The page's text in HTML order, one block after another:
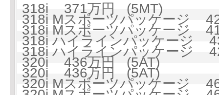
318i 371万円 (5MT)
318i Mスポーツパッケージ
318i Mスポーツパッケージ
318i ハイラインパッケージ
318i ハイラインパッケージ
320i 436万円 (5AT)
320i 436万円 (5AT)
320i Mスポーツパッケージ